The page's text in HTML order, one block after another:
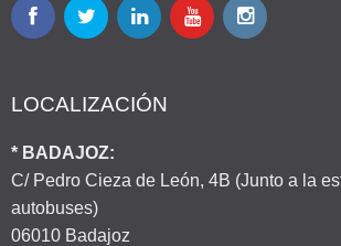
LOCALIZACIÓN
* BADAJOZ:
C/ Pedro Cieza de León, 4B (Junto a la
autobuses)
06010 Badajoz